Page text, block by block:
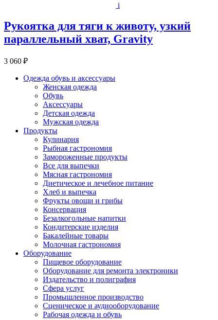
i
Рукоятка для тяги к животу, узкий
параллельный хват, Gravity
3 060 ₽
Одежда обувь и аксессуары
Женская одежда
Обувь
Аксессуары
Детская одежда
Мужская одежда
Продукты
Кулинария
Рыбная гастрономия
Замороженные продукты
Все для выпечки
Мясная гастрономия
Диетическое и лечебное питание
Хлеб и выпечка
Фрукты овощи и грибы
Консервация
Безалкогольные напитки
Кондитерские изделия
Бакалейные товары
Молочная гастрономия
Оборудование
Пищевое оборудование
Оборудование для ремонта электроники
Издательство и полиграфия
Сфера услуг
Промышленное производство
Сценическое и аудиооборудование
Рабочая одежда и обувь